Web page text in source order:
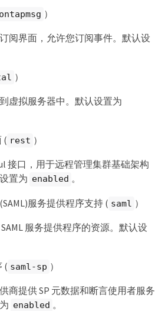
ontapmsg ）
阅界面，允许您订阅事件。默认设
）
虚拟服务器中。默认设置为
( rest ）
接口，用于远程管理集群基础架构
置为 enabled 。
服务提供程序支持 ( saml ）
服务提供程序的资源。默认设
( saml-sp ）
商提供 SP 元数据和断言使用者服务
enabled 。